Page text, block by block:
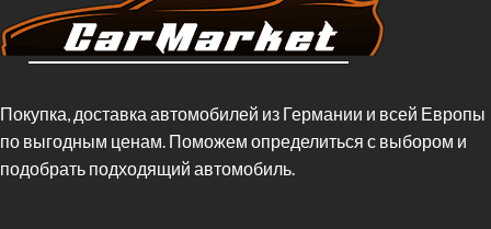
Покупка, доставка автомобилей из Германии и всей Европы
по выгодным ценам. Поможем определиться с выбором и
подобрать подходящий автомобиль.